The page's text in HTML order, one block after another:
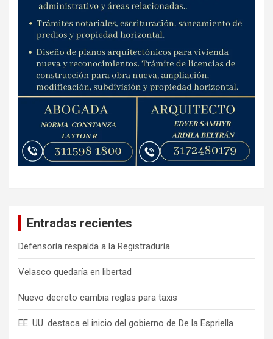
Entradas recientes
Defensoría respalda a la Registraduría
Velasco quedaría en libertad
Nuevo decreto cambia reglas para taxis
EE. UU. destaca el inicio del gobierno de De la Espriella